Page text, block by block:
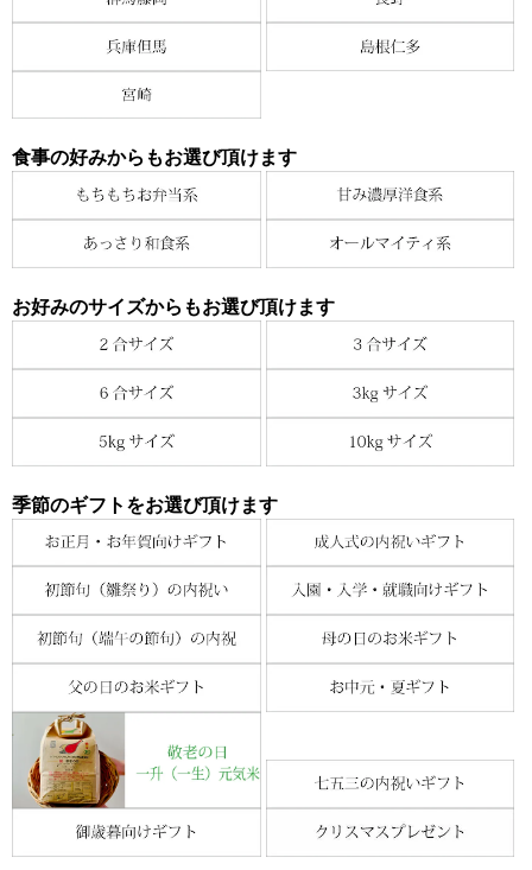
食事の好みからもお選び頂けます
お好みのサイズからもお選び頂けます
季節のギフトをお選び頂けます